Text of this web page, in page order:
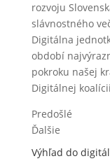
rozvoju
slávnostného
Digitálna
období
pokroku našej
Digitálnej
Predošlé
Ďalšie
Výhľad do